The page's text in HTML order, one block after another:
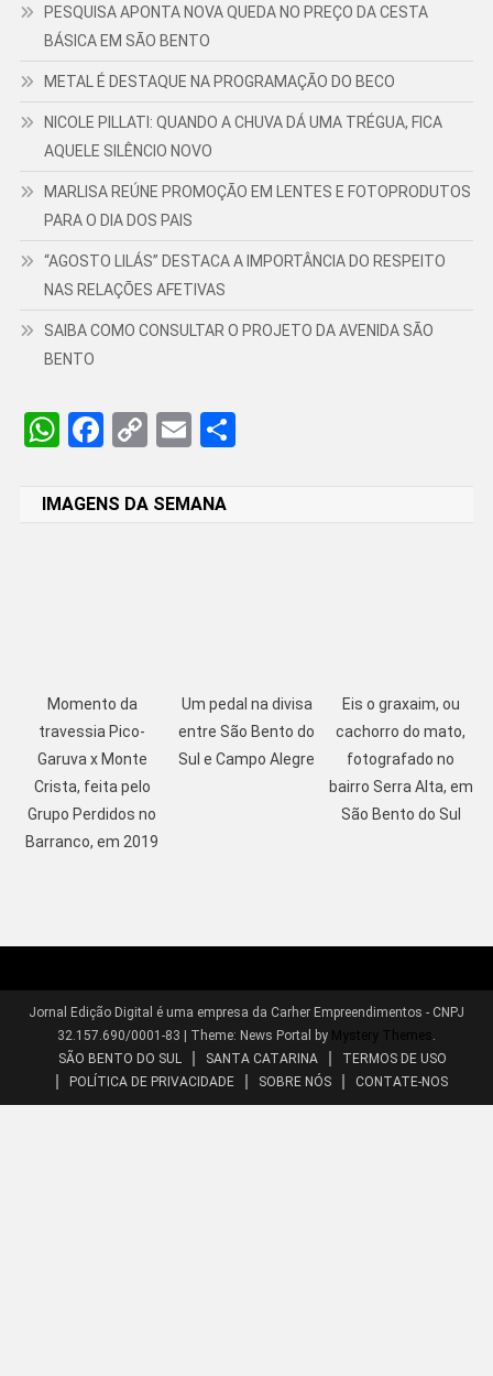
PESQUISA APONTA NOVA QUEDA NO PREÇO DA CESTA
BÁSICA EM SÃO BENTO
METAL É DESTAQUE NA PROGRAMAÇÃO DO BECO
NICOLE PILLATI: QUANDO A CHUVA DÁ UMA TRÉGUA, FICA
AQUELE SILÊNCIO NOVO
MARLISA REÚNE PROMOÇÃO EM LENTES E FOTOPRODUTOS
PARA O DIA DOS PAIS
“AGOSTO LILÁS” DESTACA A IMPORTÂNCIA DO RESPEITO
NAS RELAÇÕES AFETIVAS
SAIBA COMO CONSULTAR O PROJETO DA AVENIDA SÃO
BENTO
WhatsApp
Facebook
CopyEmailShare
IMAGENS DA SEMANA
Momento da
travessia Pico-
Garuva x Monte
Crista, feita pelo
Grupo Perdidos no
Barranco, em 2019
Um pedal na divisa
entre São Bento do
Sul e Campo Alegre
Eis o graxaim, ou
cachorro do mato,
fotografado no
bairro Serra Alta, em
São Bento do Sul
Jornal Edição Digital é uma empresa da Carher Empreendimentos - CNPJ
32.157.690/0001-83
Theme: News Portal by Mystery Themes .
SÃO BENTO DO SUL
SANTA CATARINA
TERMOS DE USO
POLÍTICA DE PRIVACIDADE
SOBRE NÓS CONTATE-NOS